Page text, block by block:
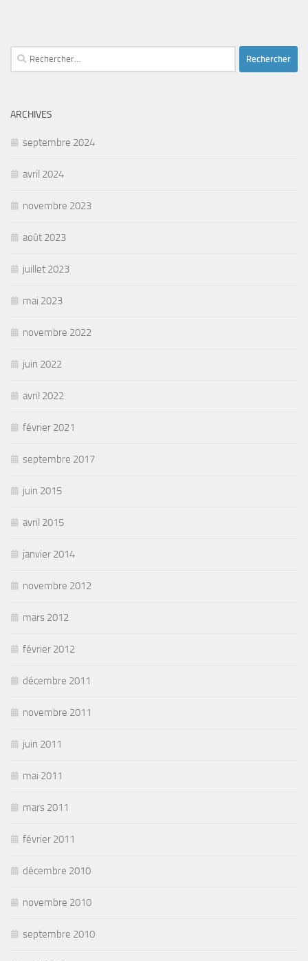
Rechercher :
ARCHIVES
septembre 2024
avril 2024
novembre 2023
août 2023
juillet 2023
mai 2023
novembre 2022
juin 2022
avril 2022
février 2021
septembre 2017
juin 2015
avril 2015
janvier 2014
novembre 2012
mars 2012
février 2012
décembre 2011
novembre 2011
juin 2011
mai 2011
mars 2011
février 2011
décembre 2010
novembre 2010
septembre 2010